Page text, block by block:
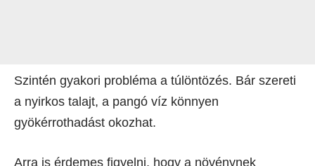
Szintén gyakori probléma a túlöntözés. Bár szereti
a nyirkos talajt, a pangó víz könnyen
gyökérrothadást okozhat.
Arra is érdemes figyelni, hogy a növénynek